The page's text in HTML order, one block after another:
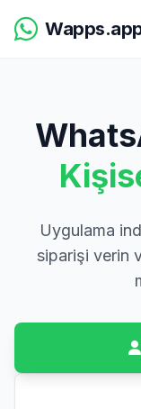
Uygulama
siparişi verin